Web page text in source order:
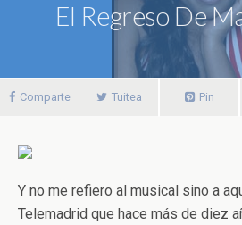
El Regreso De
Comparte Tuitea Pin
Y no me refiero al musical sino a
Telemadrid que hace más de diez